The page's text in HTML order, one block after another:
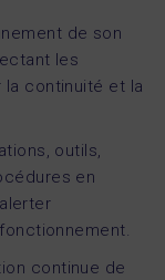
de son
les
la continuité et la
outils,
en
continue de